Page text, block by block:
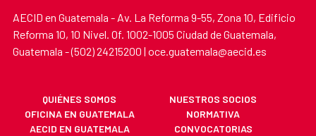
AECID en Guatemala - Av. La Reforma 9-55, Zona 10, Edificio
Reforma 10, 10 Nivel. Of. 1002-1005 Ciudad de Guatemala,
Guatemala - (502) 24215200 | oce.guatemala@aecid.es
QUIÉNES SOMOS
NUESTROS SOCIOS
OFICINA EN GUATEMALA
NORMATIVA
AECID EN GUATEMALA
CONVOCATORIAS